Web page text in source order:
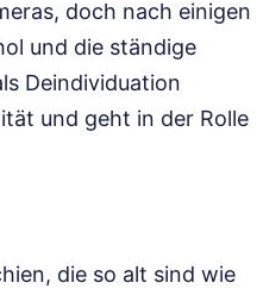
doch nach einigen
und die ständige
Deindividuation
und geht in der Rolle
die so alt sind wie